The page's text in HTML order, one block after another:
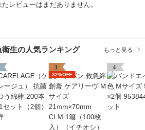
レビューはまだありません。
生の人気ランキング もっと見る
3
32%OFF
4